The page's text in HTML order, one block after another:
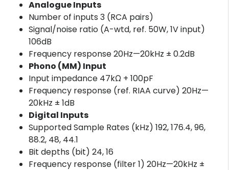
Analogue Inputs
Number of inputs 3 (RCA pairs)
Signal/noise ratio (A-wtd, ref. 50W, 1V input)
106dB
Frequency response 20Hz—20kHz ± 0.2dB
Phono (MM) Input
Input impedance 47kΩ + 100pF
Frequency response (ref. RIAA curve) 20Hz—
20kHz ± 1dB
Digital Inputs
Supported Sample Rates (kHz) 192, 176.4, 96,
88.2, 48, 44.1
Bit depths (bit) 24, 16
Frequency response (filter 1) 20Hz—20kHz ±